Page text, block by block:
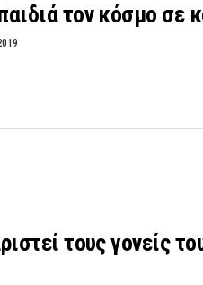
τον κόσμο σε
τους γονείς